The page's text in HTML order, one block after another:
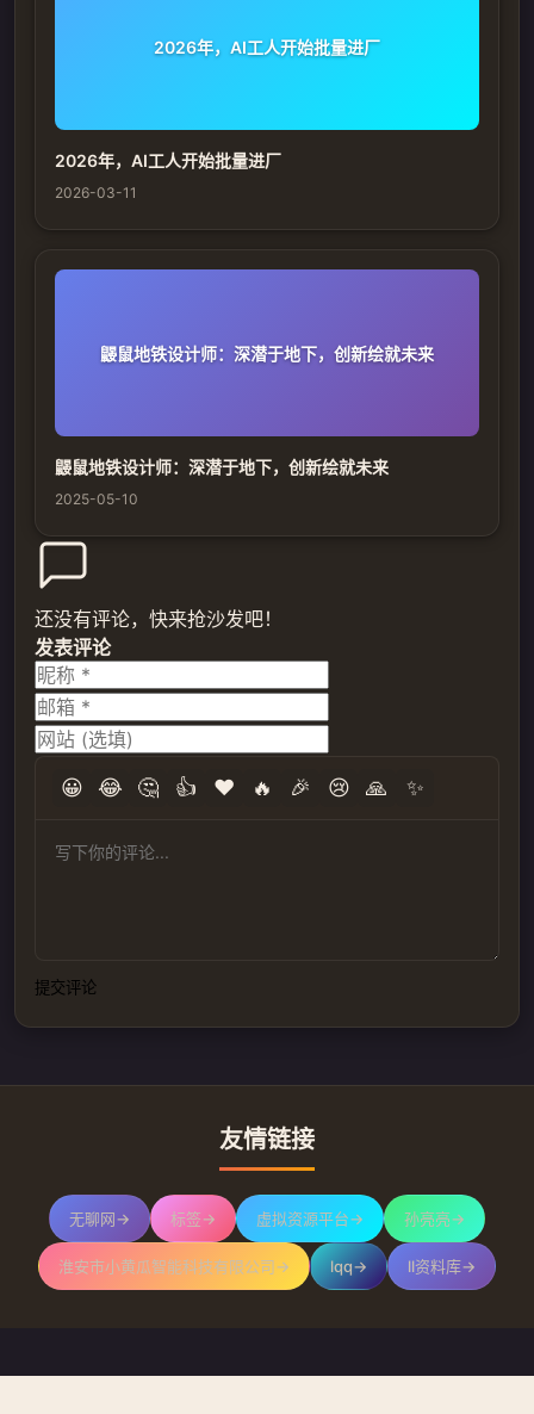
2026年，AI工人开始批量进厂
2026年，AI工人开始批量进厂
2026-03-11
鼹鼠地铁设计师：深潜于地下，创新绘就未来
鼹鼠地铁设计师：深潜于地下，创新绘就未来
2025-05-10
还没有评论，快来抢沙发吧！
发表评论
😀 😂 🤔 👍 ❤️ 🔥 🎉 😢 🙏 ✨
提交评论
友情链接
无聊网→ 标签→ 虚拟资源平台→ 孙亮亮→
淮安市小黄瓜智能科技有限公司→ lqq→ ll资料库→